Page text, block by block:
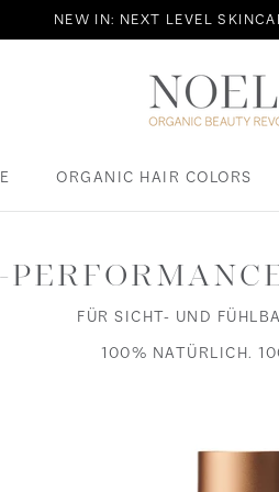
NEW IN: NEXT LEVEL
ORGANIC HAIR COLORS
FÜR SICHT- UND
100% NATÜRLICH.